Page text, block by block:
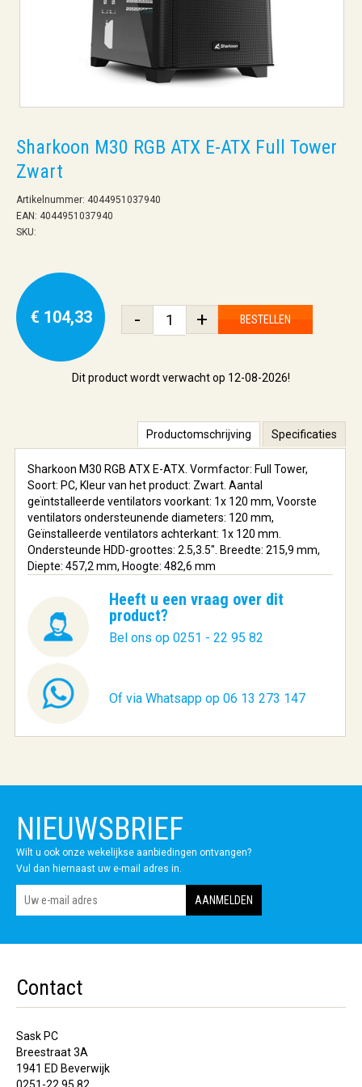
Sharkoon M30 RGB ATX E-ATX Full Tower
Zwart
Artikelnummer: 4044951037940
EAN: 4044951037940
SKU:
€ 104,33 - + BESTELLEN
Dit product wordt verwacht op 12-08-2026!
Productomschrijving Specificaties
Sharkoon M30 RGB ATX E-ATX. Vormfactor: Full Tower,
Soort: PC, Kleur van het product: Zwart. Aantal
geïntstalleerde ventilators voorkant: 1x 120 mm, Voorste
ventilators ondersteunende diameters: 120 mm,
Geïnstalleerde ventilators achterkant: 1x 120 mm.
Ondersteunde HDD-groottes: 2.5,3.5". Breedte: 215,9 mm,
Diepte: 457,2 mm, Hoogte: 482,6 mm
Heeft u een vraag over dit
product?
Bel ons op 0251 - 22 95 82
Of via Whatsapp op 06 13 273 147
NIEUWSBRIEF
Wilt u ook onze wekelijkse aanbiedingen ontvangen?
Vul dan hiernaast uw e-mail adres in.
Contact
Sask PC
Breestraat 3A
1941 ED Beverwijk